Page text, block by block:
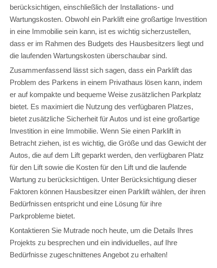
berücksichtigen, einschließlich der Installations- und
Wartungskosten. Obwohl ein Parklift eine großartige Investition
in eine Immobilie sein kann, ist es wichtig sicherzustellen,
dass er im Rahmen des Budgets des Hausbesitzers liegt und
die laufenden Wartungskosten überschaubar sind.
Zusammenfassend lässt sich sagen, dass ein Parklift das
Problem des Parkens in einem Privathaus lösen kann, indem
er auf kompakte und bequeme Weise zusätzlichen Parkplatz
bietet. Es maximiert die Nutzung des verfügbaren Platzes,
bietet zusätzliche Sicherheit für Autos und ist eine großartige
Investition in eine Immobilie. Wenn Sie einen Parklift in
Betracht ziehen, ist es wichtig, die Größe und das Gewicht der
Autos, die auf dem Lift geparkt werden, den verfügbaren Platz
für den Lift sowie die Kosten für den Lift und die laufende
Wartung zu berücksichtigen. Unter Berücksichtigung dieser
Faktoren können Hausbesitzer einen Parklift wählen, der ihren
Bedürfnissen entspricht und eine Lösung für ihre
Parkprobleme bietet.
Kontaktieren Sie Mutrade noch heute, um die Details Ihres
Projekts zu besprechen und ein individuelles, auf Ihre
Bedürfnisse zugeschnittenes Angebot zu erhalten!